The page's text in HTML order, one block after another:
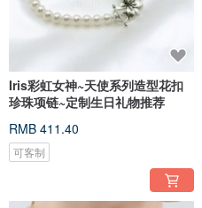
Iris彩虹女神~天使系列造型花扣
珍珠项链~定制生日礼物推荐
RMB 411.40
可客制